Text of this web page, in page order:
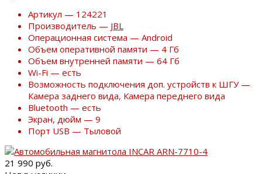
Артикул — 124221
Производитель — JBL
Операционная система — Android
Объем оперативной памяти — 4 Гб
Объем внутренней памяти — 64 Гб
Wi-Fi — есть
Возможность подключения доп. устройств к ШГУ —
Камера заднего вида, Камера переднего вида
Bluetooth — есть
Экран, дюйм — 9
Порт USB — Тыловой
21 990 руб.